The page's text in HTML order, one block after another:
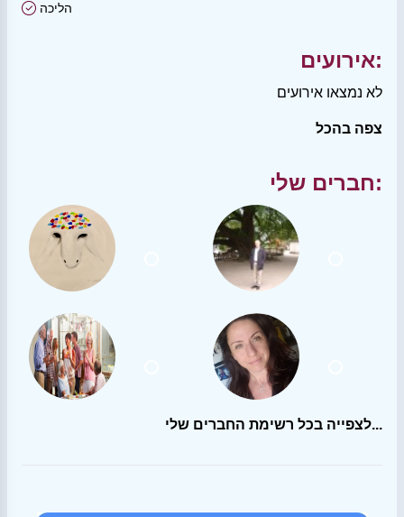
הליכה
אירועים:
לא נמצאו אירועים
צפה בהכל
חברים שלי:
לצפייה בכל רשימת החברים שלי...